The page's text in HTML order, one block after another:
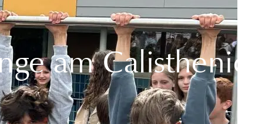
am Calisthenics-